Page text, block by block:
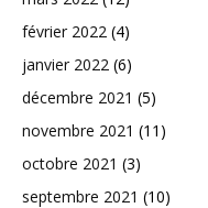
février 2022 (4)
janvier 2022 (6)
décembre 2021 (5)
novembre 2021 (11)
octobre 2021 (3)
septembre 2021 (10)